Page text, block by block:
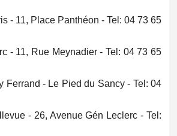
- 11, Place Panthéon - Tel: 04 73 65
- 11, Rue Meynadier - Tel: 04 73 65
Ferrand - Le Pied du Sancy - Tel: 04
- 26, Avenue Gén Leclerc - Tel: